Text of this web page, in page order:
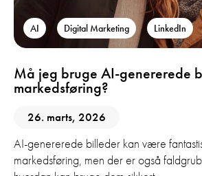
AI Digital Marketing LinkedIn
Må jeg bruge AI-genererede
markedsføring?
26. marts, 2026
AI-genererede billeder kan være
markedsføring, men der er også